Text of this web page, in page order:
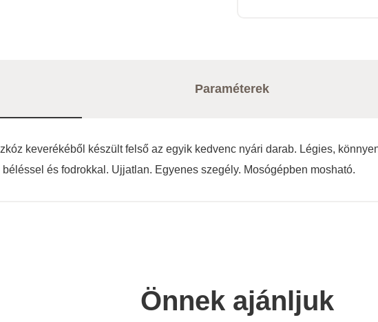
Paraméterek
keverékéből készült felső az egyik kedvenc nyári darab. Légies,
és fodrokkal. Ujjatlan. Egyenes szegély. Mosógépben mosható.
Önnek ajánljuk